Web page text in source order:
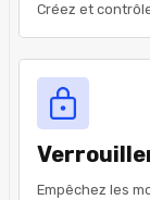
Créez et
Empêchez les